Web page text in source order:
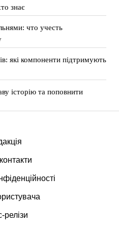
знає
что учесть
які компоненти підтримують
історію та поповнити
релізи